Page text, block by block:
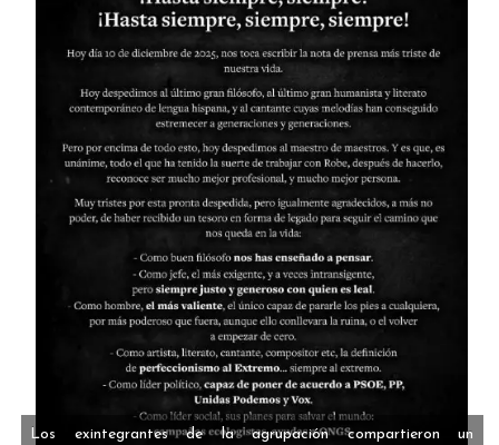
Los exintegrantes de la agrupación compartieron un